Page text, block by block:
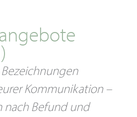
Kommunikation –
nach Befund und